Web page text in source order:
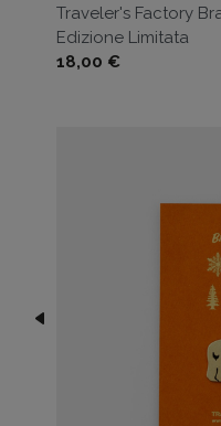
Traveler's Factory
Edizione Limitata
Prezzo
18,00 €